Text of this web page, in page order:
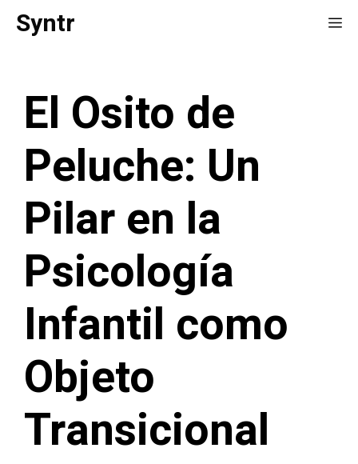
SaltarSyntr
El Osito de
Peluche: Un
Pilar en la
Psicología
Infantil como
Objeto
Transicional